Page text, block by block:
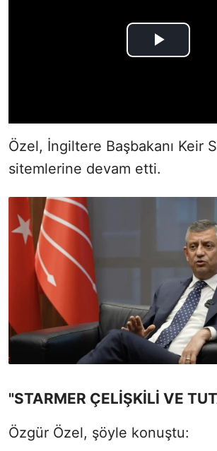
Özel, İngiltere Başbakanı Keir
sitemlerine devam etti.
"STARMER ÇELİŞKİLİ VE
Özgür Özel, şöyle konuştu: